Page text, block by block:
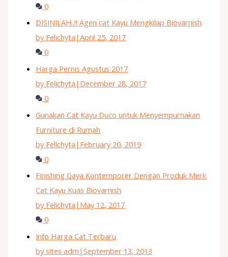
0
DISINILAH..!! Agen cat Kayu Mengkilap Biovarnish
by Felichyta |April 25, 2017
0
Harga Pernis Agustus 2017
by Felichyta | December 28, 2017
0
Gunakan Cat Kayu Duco untuk Menyempurnakan
Furniture di Rumah
by Felichyta | February 20, 2019
0
Finishing Gaya Kontemporer Dengan Produk Merk
Cat Kayu Kuas Biovarnish
by Felichyta | May 12, 2017
0
Info Harga Cat Terbaru
by sites adm |September 13, 2013